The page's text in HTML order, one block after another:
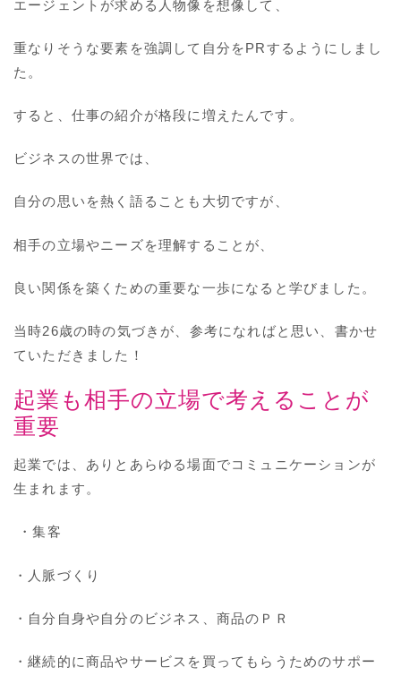
エージェントが求める人物像を想像して、
重なりそうな要素を強調して自分をPRするようにしまし
た。
すると、仕事の紹介が格段に増えたんです。
ビジネスの世界では、
自分の思いを熱く語ることも大切ですが、
相手の立場やニーズを理解することが、
良い関係を築くための重要な一歩になると学びました。
当時26歳の時の気づきが、参考になればと思い、書かせ
ていただきました！
起業も相手の立場で考えることが
重要
起業では、ありとあらゆる場面でコミュニケーションが
生まれます。
・集客
・人脈づくり
・自分自身や自分のビジネス、商品のＰＲ
・継続的に商品やサービスを買ってもらうためのサポー